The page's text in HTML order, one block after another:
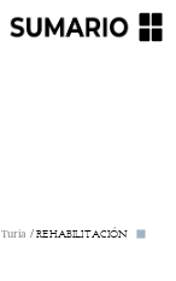
Turia / REHABILITACIÓN